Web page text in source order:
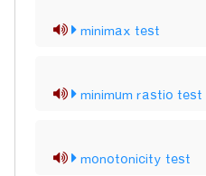
minimax test
minimum rastio test
monotonicity test